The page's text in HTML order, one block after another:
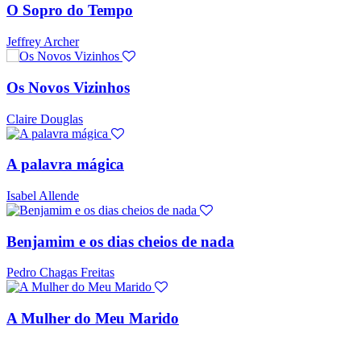
O Sopro do Tempo
Jeffrey Archer
Os Novos Vizinhos
Claire Douglas
A palavra mágica
Isabel Allende
Benjamim e os dias cheios de nada
Pedro Chagas Freitas
A Mulher do Meu Marido